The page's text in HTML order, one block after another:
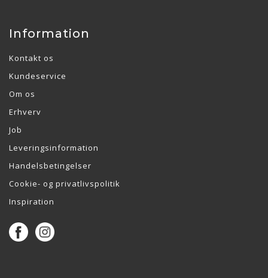
Information
Kontakt os
Kundeservice
Om os
Erhverv
Job
Leveringsinformation
Handelsbetingelser
Cookie- og privatlivspolitik
Inspiration